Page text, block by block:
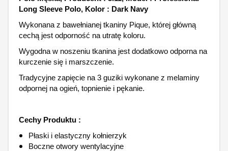
Long Sleeve Polo, Kolor : Dark Navy
Wykonana z bawełnianej tkaniny Pique, której główną
cechą jest odporność na utratę koloru.
Wygodna w noszeniu tkanina jest dodatkowo odporna na
kurczenie się i marszczenie.
Tradycyjne zapięcie na 3 guziki wykonane z melaminy
odpornej na ogień, topnienie i pękanie.
Cechy Produktu :
Płaski i elastyczny kołnierzyk
Boczne otwory wentylacyjne